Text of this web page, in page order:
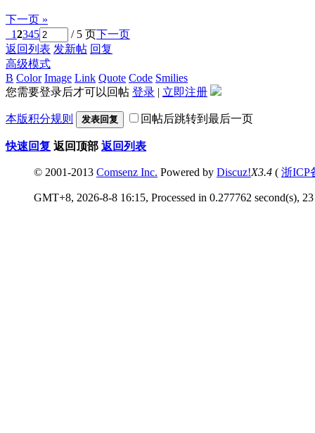
下一页 »
12345 / 5 页下一页
返回列表 发新帖 回复
高级模式
B Color Image Link Quote Code Smilies
您需要登录后才可以回帖 登录 | 立即注册
本版积分规则 发表回复 回帖后跳转到最后一页
快速回复 返回顶部 返回列表
© 2001-2013 Comsenz Inc. Powered by Discuz!X3.4 ( 浙ICP
GMT+8, 2026-8-8 16:15, Processed in 0.277762 second(s),